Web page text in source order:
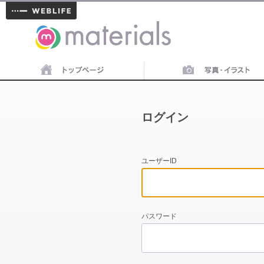
materials
ログイン
ユーザーID
パスワード